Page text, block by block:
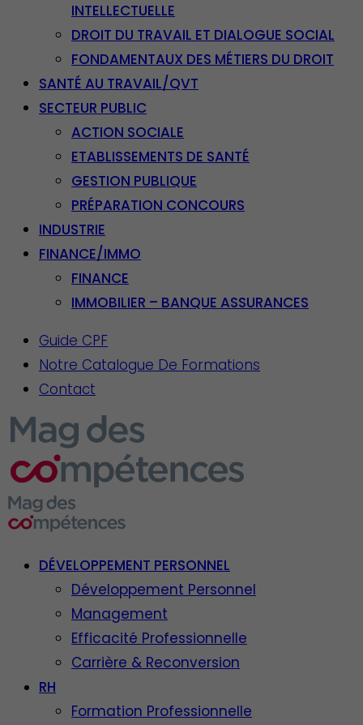
INTELLECTUELLE
DROIT DU TRAVAIL ET DIALOGUE SOCIAL
FONDAMENTAUX DES MÉTIERS DU DROIT
SANTÉ AU TRAVAIL/QVT
SECTEUR PUBLIC
ACTION SOCIALE
ETABLISSEMENTS DE SANTÉ
GESTION PUBLIQUE
PRÉPARATION CONCOURS
INDUSTRIE
FINANCE/IMMO
FINANCE
IMMOBILIER – BANQUE ASSURANCES
Guide CPF
Notre Catalogue De Formations
Contact
DÉVELOPPEMENT PERSONNEL
Développement Personnel
Management
Efficacité Professionnelle
Carrière & Reconversion
RH
Formation Professionnelle